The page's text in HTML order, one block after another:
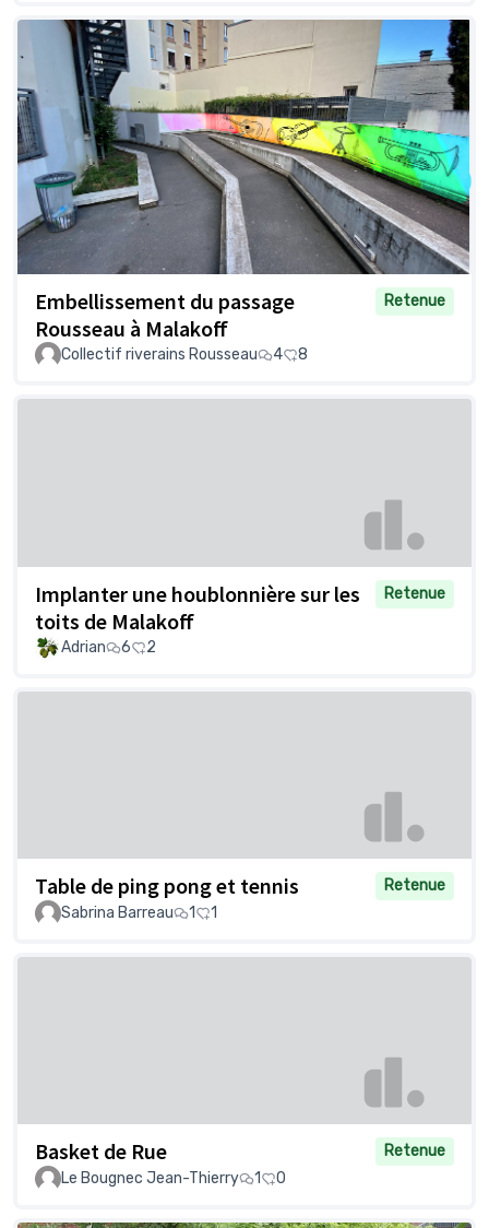
Embellissement du passage
Rousseau à Malakoff
Retenue
Collectif riverains Rousseau 4 8
Implanter une houblonnière sur les
toits de Malakoff
Retenue
Adrian 6 2
Table de ping pong et tennis
Retenue
Sabrina Barreau
1 1
Basket de Rue
Retenue
Le Bougnec Jean-Thierry
1 0